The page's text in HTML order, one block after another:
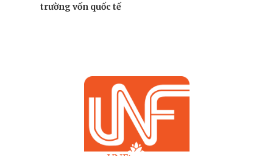
trường vốn quốc tế